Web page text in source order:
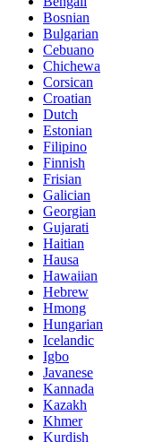
Bosnian
Bulgarian
Cebuano
Chichewa
Corsican
Croatian
Dutch
Estonian
Filipino
Finnish
Frisian
Galician
Georgian
Gujarati
Haitian
Hausa
Hawaiian
Hebrew
Hmong
Hungarian
Icelandic
Igbo
Javanese
Kannada
Kazakh
Khmer
Kurdish